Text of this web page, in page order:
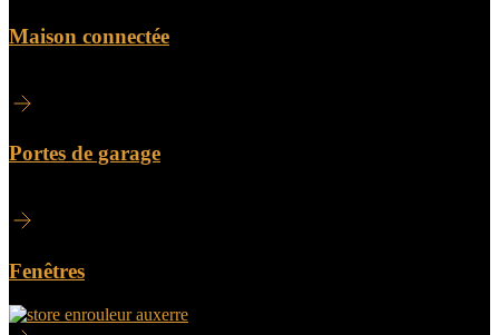
Maison connectée
Portes de garage
Fenêtres